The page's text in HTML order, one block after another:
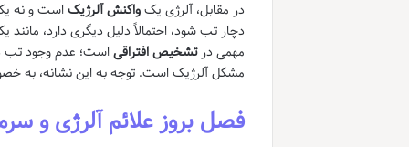
در مقابل، آلرژی یکواکنش آلرژیکاست و نه
دچار تب شود، احتمالاً دلیل دیگری دارد،
مهمی درتشخیص افتراقیاست؛ عدم وجود تب
مشکل آلرژیک است. توجه به این نشانه، به
فصل بروز علائم آلرژی و